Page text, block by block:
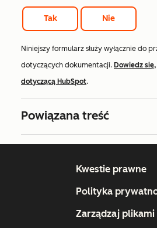
Tak Nie
Niniejszy formularz służy wyłącznie do
dotyczących dokumentacji. Dowiedz
dotyczącą HubSpot.
Powiązana treść
Kwestie prawne
Polityka
Zarządzaj plikami